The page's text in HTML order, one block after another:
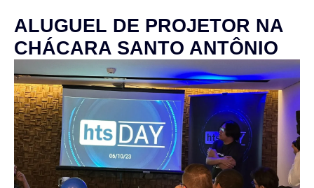
ALUGUEL DE PROJETOR NA
CHÁCARA SANTO ANTÔNIO